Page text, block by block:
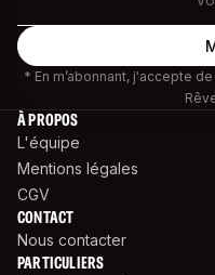
* En m’abonnant, j'accepte
À PROPOS
L'équipe
Mentions légales
CGV
CONTACT
Nous contacter
PARTICULIERS